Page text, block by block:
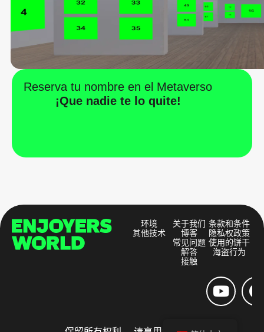
Reserva tu nombre en el Metaverso
¡Que nadie te lo quite!
环境
其他技术
关于我们
博客
常见问题
解答
接触
条款和条件
隐私权政策
使用的饼干
海盗行为